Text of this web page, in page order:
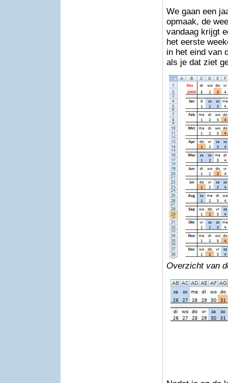
We gaan een
opmaak, de
vandaag krijgt
het eerste
in het eind van
als je dat ziet
Overzicht van